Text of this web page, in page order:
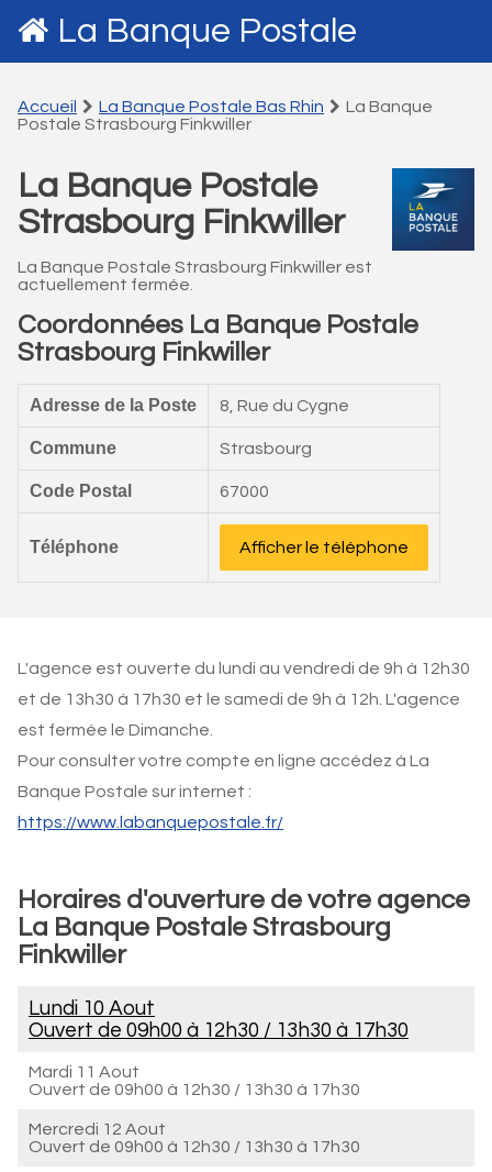
La Banque Postale
Accueil La Banque Postale Bas Rhin
La Banque
Postale Strasbourg Finkwiller
La Banque Postale
Strasbourg Finkwiller
La Banque Postale Strasbourg Finkwiller est
actuellement fermée.
Coordonnées La Banque Postale
Strasbourg Finkwiller
Adresse de la Poste 8, Rue du Cygne
Commune Strasbourg
Code Postal 67000
Téléphone Afficher le téléphone
L'agence est ouverte du lundi au vendredi de 9h à 12h30
et de 13h30 à 17h30 et le samedi de 9h à 12h. L'agence
est fermée le Dimanche.
Pour consulter votre compte en ligne accédez à La
Banque Postale sur internet :
https://www.labanquepostale.fr/
Horaires d'ouverture de votre agence
La Banque Postale Strasbourg
Finkwiller
Lundi 10 Aout
Ouvert de 09h00 à 12h30 / 13h30 à 17h30
Mardi 11 Aout
Ouvert de 09h00 à 12h30 / 13h30 à 17h30
Mercredi 12 Aout
Ouvert de 09h00 à 12h30 / 13h30 à 17h30